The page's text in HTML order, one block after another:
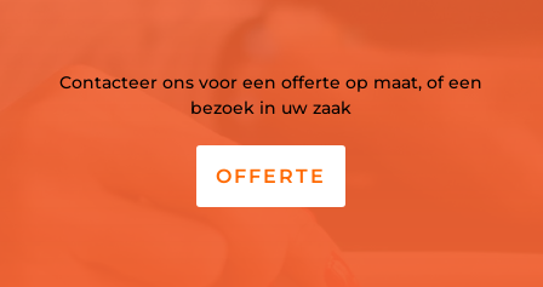
Contacteer ons voor een offerte op maat, of een
bezoek in uw zaak
OFFERTE